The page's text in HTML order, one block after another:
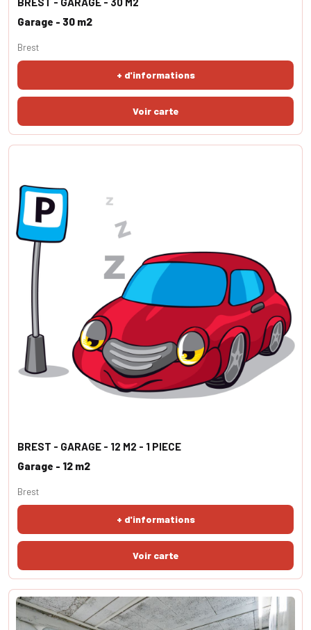
Garage - 30 m2
+ d'informations
Brest
BREST - GARAGE - 12 M2 - 1 PIECE
Garage - 12 m2
+ d'informations
Brest